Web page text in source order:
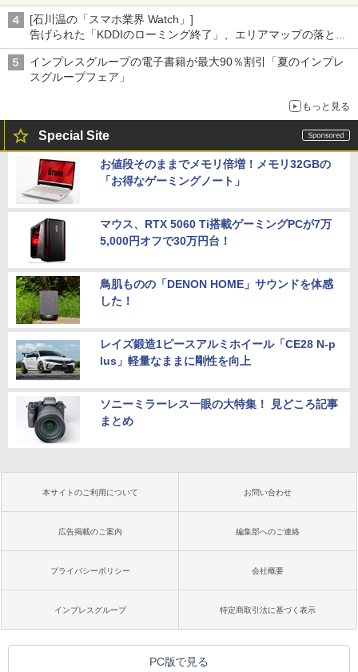
[石川温の「スマホ業界 Watch」]
告げられた「KDDIのローミング終了」、エリアマップの落とし
穴と楽天モバイルの課題
インプレスグループの電子書籍が最大90％割引「夏のインプレ
スグループフェア」
もっと見る
Special Site
お値段そのままでメモリ倍増！メモリ32GBの
「お得なゲーミングノート」
マウス、RTX 5060 Ti搭載ゲーミングPCが7万
5,000円オフで30万円台！
鳥肌ものの「DENON HOME」サウンドを体感
した！
レイズ鍛造1ピースアルミホイール「CE28 N-p
lus」軽量なままに剛性を向上
ソニーミラーレス一眼の大特集！ 見どころ記事
まとめ
本サイトのご利用について お問い合わせ
広告掲載のご案内 編集部へのご連絡
プライバシーポリシー 会社概要
インプレスグループ 特定商取引法に基づく表示
PC版で見る